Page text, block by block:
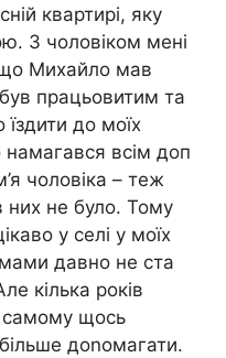
квартирі, яку
З чоловіком мені
Михайло мав
працьовитим та
до моїх
намагався всім доп
чоловіка – теж
них не було. Тому
у селі у моїх
давно не ста
кілька років
самому щось
доnомагати.